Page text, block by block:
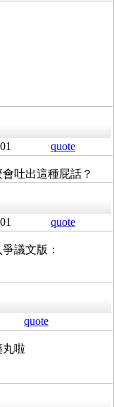
quote
吐出這種屁話？
quote
議文版：
quote
啦